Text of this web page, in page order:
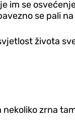
im se
se pali
života
zrna